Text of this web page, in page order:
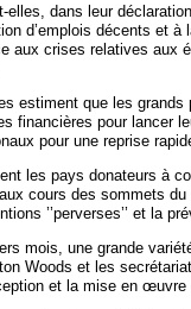
elles, dans leur
d’emplois décents et
aux crises relatives aux
estiment que les
financières pour lancer
pour une reprise
les pays donateurs à
cours des sommets
’’perverses’’ et la
mois, une grande
Woods et les
et la mise en œuvre